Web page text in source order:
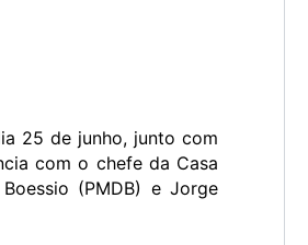
25 de junho, junto com
com o chefe da Casa
(PMDB) e Jorge